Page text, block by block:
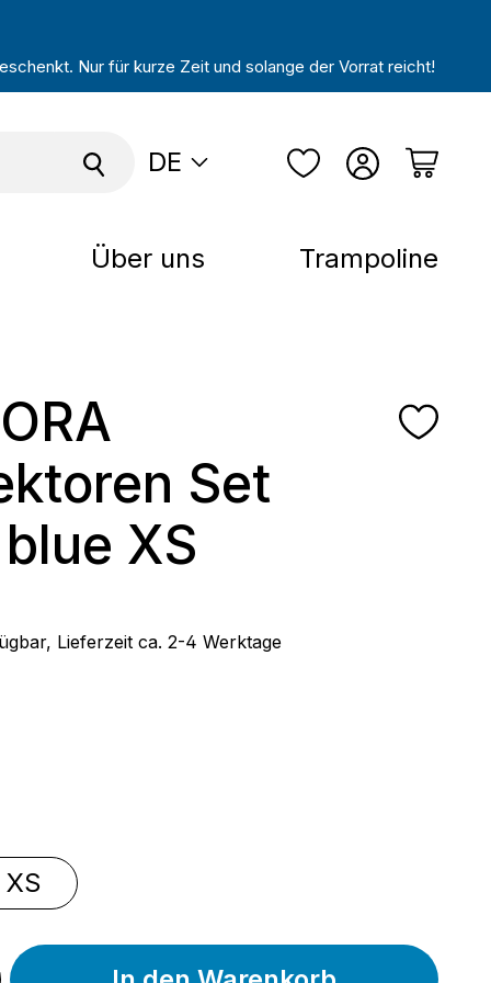
Nur für kurze Zeit und solange der Vorrat reicht!
DE
Über uns Trampoline
Set
XS
Lieferzeit ca. 2-4 Werktage
ist zurzeit nicht verfügbar.)
XS